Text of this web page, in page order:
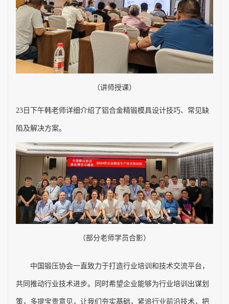
（讲师授课）
23 日下午韩老师详细介绍了铝合金精锻模具设计技巧、常见缺
陷及解决方案。
（部分老师学员合影）
中国锻压协会一直致力于打造行业培训和技术交流平台，
共同推动行业技术进步。同时希望企业能够为行业培训出谋划
策，多提宝贵意见，让我们夯实基础，紧追行业前沿技术，把